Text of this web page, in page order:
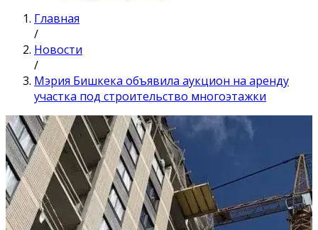
Главная
/
Новости
/
Мэрия Бишкека объявила аукцион на аренду
участка под строительство многоэтажки